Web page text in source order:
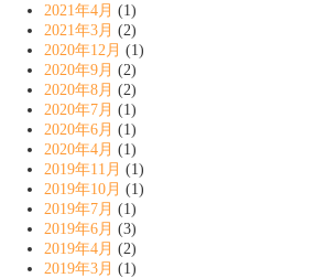
2021年4月 (1)
2021年3月 (2)
2020年12月 (1)
2020年9月 (2)
2020年8月 (2)
2020年7月 (1)
2020年6月 (1)
2020年4月 (1)
2019年11月 (1)
2019年10月 (1)
2019年7月 (1)
2019年6月 (3)
2019年4月 (2)
2019年3月 (1)